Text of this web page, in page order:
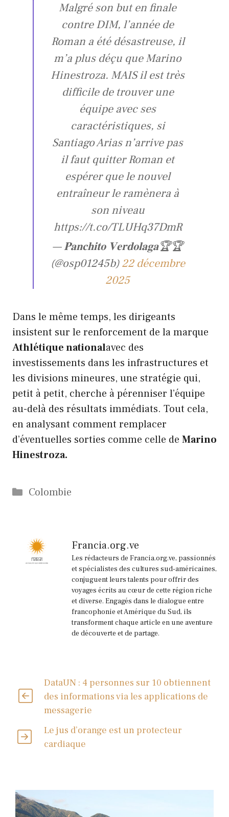
Malgré son but en finale
contre DIM, l’année de
Roman a été désastreuse, il
m’a plus déçu que Marino
Hinestroza. MAIS il est très
difficile de trouver une
équipe avec ses
caractéristiques, si
Santiago Arias n’arrive pas
il faut quitter Roman et
espérer que le nouvel
entraîneur le ramènera à
son niveau
https://t.co/TLUHq37DmR
— 𝐏𝐚𝐧𝐜𝐡𝐢𝐭𝐨 𝐕𝐞𝐫𝐝𝐨𝐥𝐚𝐠𝐚🏆🏆
(@osp01245b)22 décembre
2025
Dans le même temps, les dirigeants
insistent sur le renforcement de la marque
Athlétique nationalavec des
investissements dans les infrastructures et
les divisions mineures, une stratégie qui,
petit à petit, cherche à pérenniser l’équipe
au-delà des résultats immédiats. Tout cela,
en analysant comment remplacer
d’éventuelles sorties comme celle de Marino
Hinestroza.
Catégories
Colombie
Francia.org.ve
Les rédacteurs de Francia.org.ve, passionnés
et spécialistes des cultures sud-américaines,
conjuguent leurs talents pour offrir des
voyages écrits au cœur de cette région riche
et diverse. Engagés dans le dialogue entre
francophonie et Amérique du Sud, ils
transforment chaque article en une aventure
de découverte et de partage.
DataUN : 4 personnes sur 10 obtiennent
des informations via les applications de
messagerie
Le jus d’orange est un protecteur
cardiaque